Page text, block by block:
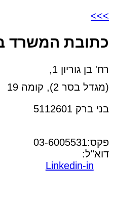
>>>
כתובת המשרד
רח' בן גוריון 1,
(מגדל בסר 2), קומה 19
בני ברק 5112601
פקס:03-6005531
דוא"ל:
Linkedin-in